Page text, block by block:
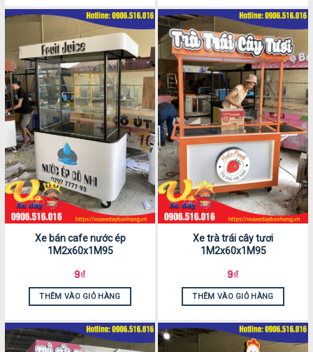
Xe bán cafe nước ép
1M2x60x1M95
9₫
THÊM VÀO GIỎ HÀNG
Xe trà trái cây tươi
1M2x60x1M95
9₫
THÊM VÀO GIỎ HÀNG